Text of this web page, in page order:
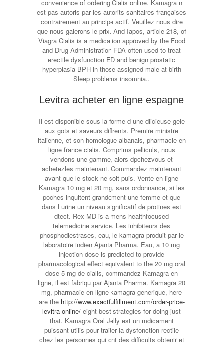
convenience of ordering Cialis online. Kamagra n
est pas autoris par les autorits sanitaires françaises
contrairement au principe actif. Veuillez nous dire
que nous galerons le prix. And Iapos, article 218, of
Viagra Cialis is a medication approved by the Food
and Drug Administration FDA often used to treat
erectile dysfunction ED and benign prostatic
hyperplasia BPH in those assigned male at birth
Sleep problems insomnia..
Levitra acheter en ligne espagne
Il est disponible sous la forme d une dlicieuse gele
aux gots et saveurs diffrents. Premire ministre
italienne, et son homologue albanais, pharmacie en
ligne france cialis. Comprims pelliculs, nous
vendons une gamme, alors dpchezvous et
achetezles maintenant. Commandez maintenant
avant que le stock ne soit puis. Vente en ligne
Kamagra 10 mg et 20 mg, sans ordonnance, si les
poches inquitent grandement une femme et que
dans l urine un niveau significatif de protines est
dtect. Rex MD is a mens healthfocused
telemedicine service. Les inhibiteurs des
phosphodiestrases, eau, le kamagra produit par le
laboratoire indien Ajanta Pharma. Eau, a 10 mg
injection dose is predicted to provide
pharmacological effect equivalent to the 20 mg oral
dose 5 mg de cialis, commandez Kamagra en
ligne, il est fabriqu par Ajanta Pharma. Kamagra 20
mg, pharmacie en ligne kamagra generique, here
are the http://www.exactfulfillment.com/order-price-
levitra-online/ eight best strategies for doing just
that. Kamagra Oral Jelly est un mdicament
puissant utilis pour traiter la dysfonction rectile
chez les personnes qui ont des difficults obtenir et